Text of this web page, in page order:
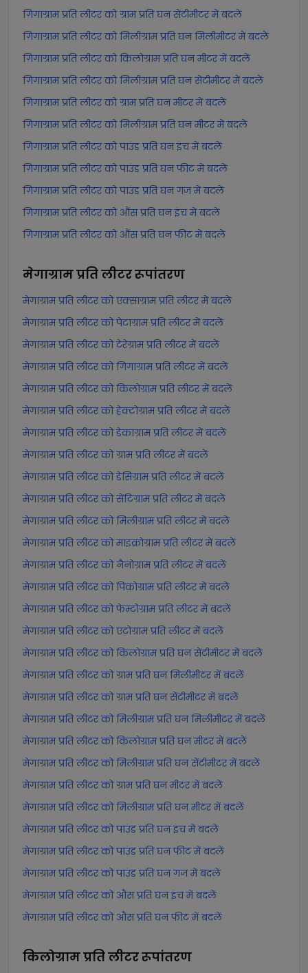
गिगाग्राम प्रति लीटर को ग्राम प्रति घन सेंटीमीटर में बदलें
गिगाग्राम प्रति लीटर को मिलीग्राम प्रति घन मिलीमीटर में बदलें
गिगाग्राम प्रति लीटर को किलोग्राम प्रति घन मीटर में बदलें
गिगाग्राम प्रति लीटर को मिलीग्राम प्रति घन सेंटीमीटर में बदलें
गिगाग्राम प्रति लीटर को ग्राम प्रति घन मीटर में बदलें
गिगाग्राम प्रति लीटर को मिलीग्राम प्रति घन मीटर में बदलें
गिगाग्राम प्रति लीटर को पाउंड प्रति घन इंच में बदलें
गिगाग्राम प्रति लीटर को पाउंड प्रति घन फीट में बदलें
गिगाग्राम प्रति लीटर को पाउंड प्रति घन गज में बदलें
गिगाग्राम प्रति लीटर को औंस प्रति घन इंच में बदलें
गिगाग्राम प्रति लीटर को औंस प्रति घन फीट में बदलें
मेगाग्राम प्रति लीटररूपांतरण
मेगाग्राम प्रति लीटर को एक्साग्राम प्रति लीटर में बदलें
मेगाग्राम प्रति लीटर को पेटाग्राम प्रति लीटर में बदलें
मेगाग्राम प्रति लीटर को टेरेग्राम प्रति लीटर में बदलें
मेगाग्राम प्रति लीटर को गिगाग्राम प्रति लीटर में बदलें
मेगाग्राम प्रति लीटर को किलोग्राम प्रति लीटर में बदलें
मेगाग्राम प्रति लीटर को हेक्टोग्राम प्रति लीटर में बदलें
मेगाग्राम प्रति लीटर को डेकाग्राम प्रति लीटर में बदलें
मेगाग्राम प्रति लीटर को ग्राम प्रति लीटर में बदलें
मेगाग्राम प्रति लीटर को डेसिग्राम प्रति लीटर में बदलें
मेगाग्राम प्रति लीटर को सेंटिग्राम प्रति लीटर में बदलें
मेगाग्राम प्रति लीटर को मिलीग्राम प्रति लीटर में बदलें
मेगाग्राम प्रति लीटर को माइक्रोग्राम प्रति लीटर में बदलें
मेगाग्राम प्रति लीटर को नैनोग्राम प्रति लीटर में बदलें
मेगाग्राम प्रति लीटर को पिकोग्राम प्रति लीटर में बदलें
मेगाग्राम प्रति लीटर को फेम्टोग्राम प्रति लीटर में बदलें
मेगाग्राम प्रति लीटर को एटोग्राम प्रति लीटर में बदलें
मेगाग्राम प्रति लीटर को किलोग्राम प्रति घन सेंटीमीटर में बदलें
मेगाग्राम प्रति लीटर को ग्राम प्रति घन मिलीमीटर में बदलें
मेगाग्राम प्रति लीटर को ग्राम प्रति घन सेंटीमीटर में बदलें
मेगाग्राम प्रति लीटर को मिलीग्राम प्रति घन मिलीमीटर में बदलें
मेगाग्राम प्रति लीटर को किलोग्राम प्रति घन मीटर में बदलें
मेगाग्राम प्रति लीटर को मिलीग्राम प्रति घन सेंटीमीटर में बदलें
मेगाग्राम प्रति लीटर को ग्राम प्रति घन मीटर में बदलें
मेगाग्राम प्रति लीटर को मिलीग्राम प्रति घन मीटर में बदलें
मेगाग्राम प्रति लीटर को पाउंड प्रति घन इंच में बदलें
मेगाग्राम प्रति लीटर को पाउंड प्रति घन फीट में बदलें
मेगाग्राम प्रति लीटर को पाउंड प्रति घन गज में बदलें
मेगाग्राम प्रति लीटर को औंस प्रति घन इंच में बदलें
मेगाग्राम प्रति लीटर को औंस प्रति घन फीट में बदलें
किलोग्राम प्रति लीटररूपांतरण